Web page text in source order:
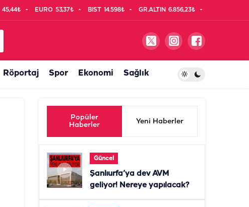
45,44₺ EURO 53,37₺ BIST 14.598₺ GR.ALTIN 6.856,23₺
Röportaj Spor Ekonomi Sağlık
Popüler
Haberler
Yeni Haberler
Güncel
Şanlıurfa’ya dev AVM
geliyor! Nereye yapılacak?